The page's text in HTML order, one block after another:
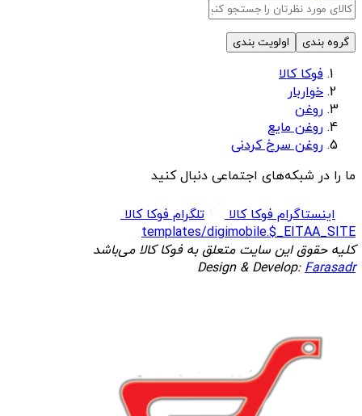
گروه بندی اولویت بندی
فوکا کالا
خواربار
روغن
روغن مایع
روغن سرخ کردنی
ما را در شبکه‌های اجتماعی دنبال کنید
اینستاگرام فوکا کالا
تلگرام فوکا کالا
templates/digimobile.$_EITAA_SITE
کلیه حقوق این سایت متعلق به فوکا کالا می‌باشد
Design & Develop:Farasadr